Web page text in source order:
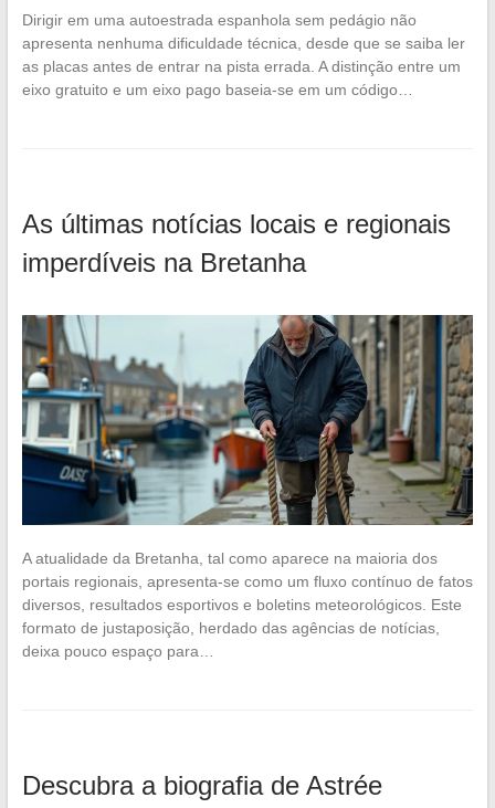
Dirigir em uma autoestrada espanhola sem pedágio não
apresenta nenhuma dificuldade técnica, desde que se saiba ler
as placas antes de entrar na pista errada. A distinção entre um
eixo gratuito e um eixo pago baseia-se em um código…
As últimas notícias locais e regionais
imperdíveis na Bretanha
A atualidade da Bretanha, tal como aparece na maioria dos
portais regionais, apresenta-se como um fluxo contínuo de fatos
diversos, resultados esportivos e boletins meteorológicos. Este
formato de justaposição, herdado das agências de notícias,
deixa pouco espaço para…
Descubra a biografia de Astrée